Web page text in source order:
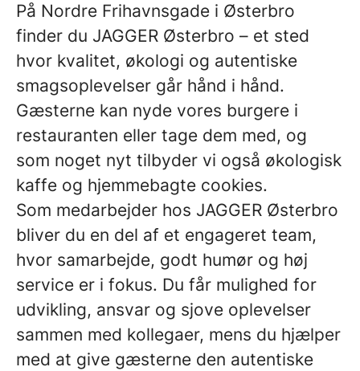
På Nordre Frihavnsgade i Østerbro
finder du JAGGER Østerbro – et sted
hvor kvalitet, økologi og autentiske
smagsoplevelser går hånd i hånd.
Gæsterne kan nyde vores burgere i
restauranten eller tage dem med, og
som noget nyt tilbyder vi også økologisk
kaffe og hjemmebagte cookies.
Som medarbejder hos JAGGER Østerbro
bliver du en del af et engageret team,
hvor samarbejde, godt humør og høj
service er i fokus. Du får mulighed for
udvikling, ansvar og sjove oplevelser
sammen med kollegaer, mens du hjælper
med at give gæsterne den autentiske